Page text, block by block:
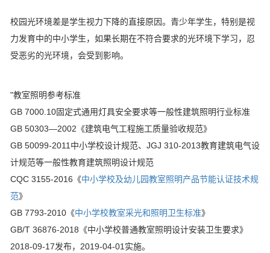
校园光环境差是学生视力下降的直接原因。青少年学生，特别是视
力发育中的中小学生，如果长期在不符合要求的光环境下学习，忍
受恶劣的光环境，会受到影响。
"教室照明参考标准
GB 7000.10固定式通用灯具安全要求等一般性建筑照明行业标准
GB 50303—2002《建筑电气工程施工质量验收规范》
GB 50099-2011中小学校设计规范、JGJ 310-2013教育建筑电气设
计规范等一般性教育建筑照明设计规范
CQC 3155-2016《中小学校及幼儿园教室照明产品节能认证技术规
范》
GB 7793-2010《中小学校教室采光和照明卫生标准》
GB/T 36876-2018《中小学校普通教室照明设计安装卫生要求》
2018-09-17发布，2019-04-01实施。